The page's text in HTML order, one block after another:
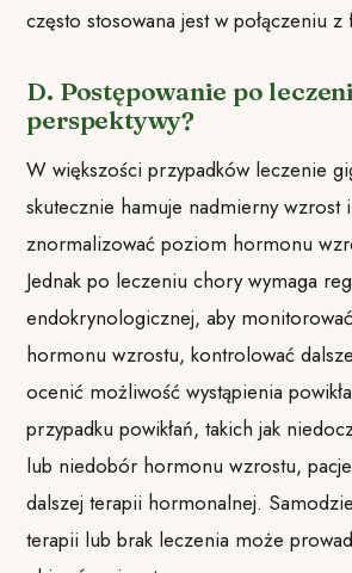
często stosowana jest w połączeniu z
D. Postępowanie po
perspektywy?
W większości przypadków leczenie
skutecznie hamuje nadmierny wzrost
znormalizować poziom hormonu
Jednak po leczeniu chory wymaga
endokrynologicznej, aby
hormonu wzrostu, kontrolować
ocenić możliwość wystąpienia
przypadku powikłań, takich jak
lub niedobór hormonu wzrostu,
dalszej terapii hormonalnej.
terapii lub brak leczenia może